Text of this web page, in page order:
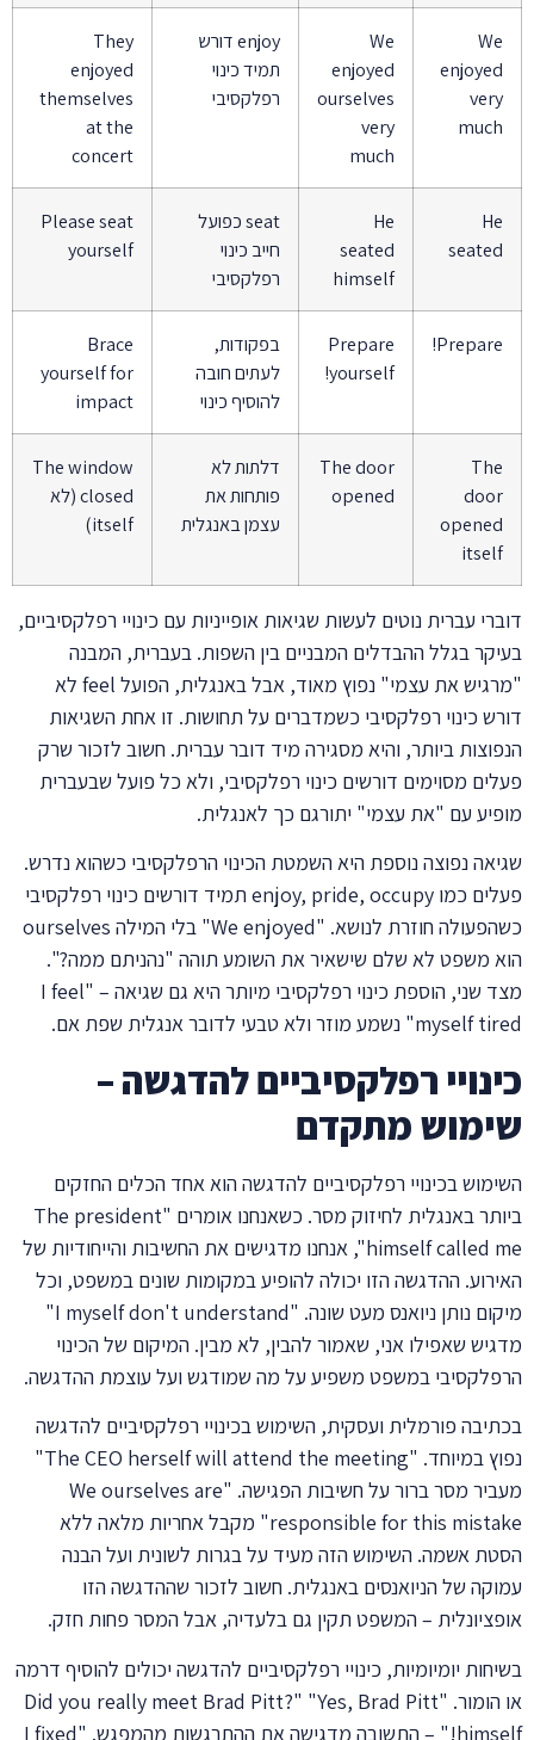
We
enjoyed
very
much
We
enjoyed
ourselves
very
much
enjoy דורש
תמיד כינוי
רפלקסיבי
They
enjoyed
themselves
at the
concert
He
seated
He
seated
himself
seat כפועל
חייב כינוי
רפלקסיבי
Please seat
yourself
Prepare!
Prepare
yourself!
בפקודות,
לעתים חובה
להוסיף כינוי
Brace
yourself for
impact
The
door
opened
itself
The door
opened
דלתות לא
פותחות את
עצמן באנגלית
The window
closed (לא
itself)
דוברי עברית נוטים לעשות שגיאות אופייניות עם כינויי רפלקסיביים,
בעיקר בגלל ההבדלים המבניים בין השפות. בעברית, המבנה
"מרגיש את עצמי" נפוץ מאוד, אבל באנגלית, הפועל feel לא
דורש כינוי רפלקסיבי כשמדברים על תחושות. זו אחת השגיאות
הנפוצות ביותר, והיא מסגירה מיד דובר עברית. חשוב לזכור שרק
פעלים מסוימים דורשים כינוי רפלקסיבי, ולא כל פועל שבעברית
מופיע עם "את עצמי" יתורגם כך לאנגלית.
שגיאה נפוצה נוספת היא השמטת הכינוי הרפלקסיבי כשהוא נדרש.
פעלים כמו enjoy, pride, occupy תמיד דורשים כינוי רפלקסיבי
כשהפעולה חוזרת לנושא. "We enjoyed" בלי המילה ourselves
הוא משפט לא שלם שישאיר את השומע תוהה "נהניתם ממה?".
מצד שני, הוספת כינוי רפלקסיבי מיותר היא גם שגיאה – "I feel
myself tired" נשמע מוזר ולא טבעי לדובר אנגלית שפת אם.
כינויי רפלקסיביים להדגשה –
שימוש מתקדם
השימוש בכינויי רפלקסיביים להדגשה הוא אחד הכלים החזקים
ביותר באנגלית לחיזוק מסר. כשאנחנו אומרים "The president
himself called me", אנחנו מדגישים את החשיבות והייחודיות של
האירוע. ההדגשה הזו יכולה להופיע במקומות שונים במשפט, וכל
מיקום נותן ניואנס מעט שונה. "I myself don't understand"
מדגיש שאפילו אני, שאמור להבין, לא מבין. המיקום של הכינוי
הרפלקסיבי במשפט משפיע על מה שמודגש ועל עוצמת ההדגשה.
בכתיבה פורמלית ועסקית, השימוש בכינויי רפלקסיביים להדגשה
נפוץ במיוחד. "The CEO herself will attend the meeting"
מעביר מסר ברור על חשיבות הפגישה. "We ourselves are
responsible for this mistake" מקבל אחריות מלאה ללא
הסטת אשמה. השימוש הזה מעיד על בגרות לשונית ועל הבנה
עמוקה של הניואנסים באנגלית. חשוב לזכור שההדגשה הזו
אופציונלית – המשפט תקין גם בלעדיה, אבל המסר פחות חזק.
בשיחות יומיומיות, כינויי רפלקסיביים להדגשה יכולים להוסיף דרמה
או הומור. "Did you really meet Brad Pitt?" "Yes, Brad Pitt
himself!" – התשובה מדגישה את ההתרגשות מהמפגש. "I fixed